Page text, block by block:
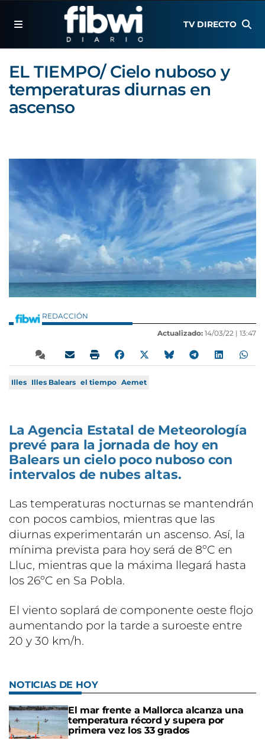
TV DIRECTO
EL TIEMPO/ Cielo nuboso y
temperaturas diurnas en
ascenso
REDACCIÓN
Actualizado: 14/03/22 | 13:47
Illes Illes Balears el tiempo Aemet
La Agencia Estatal de Meteorología
prevé para la jornada de hoy en
Balears un cielo poco nuboso con
intervalos de nubes altas.
Las temperaturas nocturnas se mantendrán
con pocos cambios, mientras que las
diurnas experimentarán un ascenso. Así, la
mínima prevista para hoy será de 8ºC en
Lluc, mientras que la máxima llegará hasta
los 26ºC en Sa Pobla.
El viento soplará de componente oeste flojo
aumentando por la tarde a suroeste entre
20 y 30 km/h.
NOTICIAS DE HOY
El mar frente a Mallorca alcanza una
temperatura récord y supera por
primera vez los 33 grados